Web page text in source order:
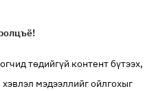
төдийгүй контент бүтээх,
мэдээллийг ойлгохыг